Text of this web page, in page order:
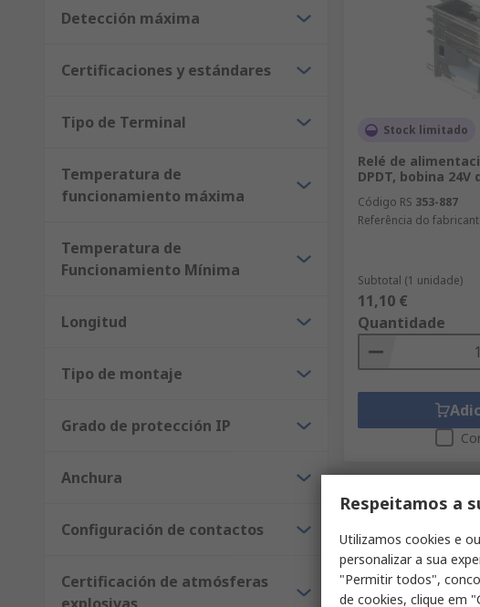
Detección máxima
Certificaciones y estándares
Tipo de Terminal
Temperatura de
funcionamiento máxima
Temperatura de
Funcionamiento Mínima
Longitud
Tipo de montaje
Grado de protección IP
Anchura
Configuración de contactos
Certificación de atmósferas
Stock limitado
Relé de
DPDT, bobina 24V
Código RS 353-887
Referência do
Subtotal (1 unidade)
11,10 €
Quantidade
Respeitamos a
Utilizamos cookies e
personalizar a sua
"Permitir todos",
de cookies, clique em